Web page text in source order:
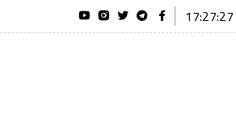
ترحماً على ضحايا حادثي بومرداس وتيميمون